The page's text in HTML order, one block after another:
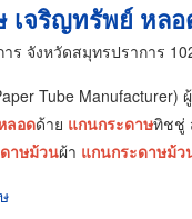
เจริญทรัพย์ หล
ร จังหวัดสมุทรปราการ
Tube Manufacturer)
ลอดด้าย แกนกระดาษทิชชู่
าษม้วนผ้า แกนกระดาษม้ว